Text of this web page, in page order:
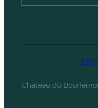
Château du